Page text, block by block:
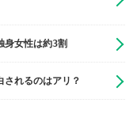
身女性は約3割
されるのはアリ？